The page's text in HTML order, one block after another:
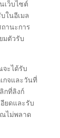
เว็บไซต์
ในอีเมล
านะการ
มตัวรับ
จะได้รับ
กจและวันที่
กที่ลิงก์
ยดและรับ
ไม่พลาด